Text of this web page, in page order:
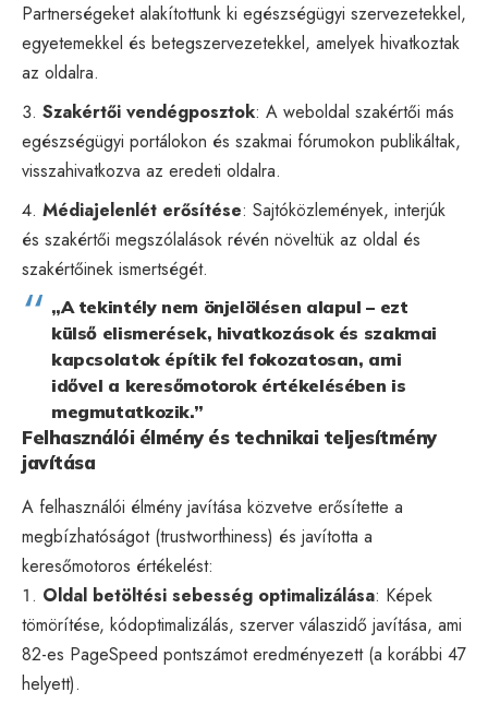
Partnerségeket alakítottunk ki egészségügyi szervezetekkel,
egyetemekkel és betegszervezetekkel, amelyek hivatkoztak
az oldalra.
Szakértői vendégposztok: A weboldal szakértői más
egészségügyi portálokon és szakmai fórumokon publikáltak,
visszahivatkozva az eredeti oldalra.
Médiajelenlét erősítése: Sajtóközlemények, interjúk
és szakértői megszólalások révén növeltük az oldal és
szakértőinek ismertségét.
„A tekintély nem önjelölésen alapul – ezt
külső elismerések, hivatkozások és szakmai
kapcsolatok építik fel fokozatosan, ami
idővel a keresőmotorok értékelésében is
megmutatkozik.”
Felhasználói élmény és technikai teljesítmény
javítása
A felhasználói élmény javítása közvetve erősítette a
megbízhatóságot (trustworthiness) és javította a
keresőmotoros értékelést:
Oldal betöltési sebesség optimalizálása: Képek
tömörítése, kódoptimalizálás, szerver válaszidő javítása, ami
82-es PageSpeed pontszámot eredményezett (a korábbi 47
helyett).